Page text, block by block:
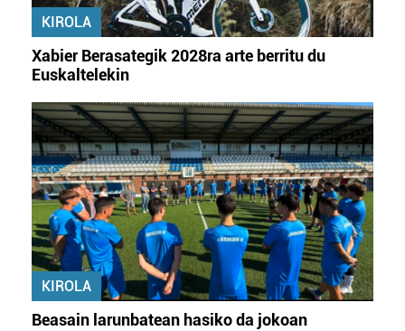
KIROLA
Xabier Berasategik 2028ra arte berritu du
Euskaltelekin
KIROLA
Beasain larunbatean hasiko da jokoan